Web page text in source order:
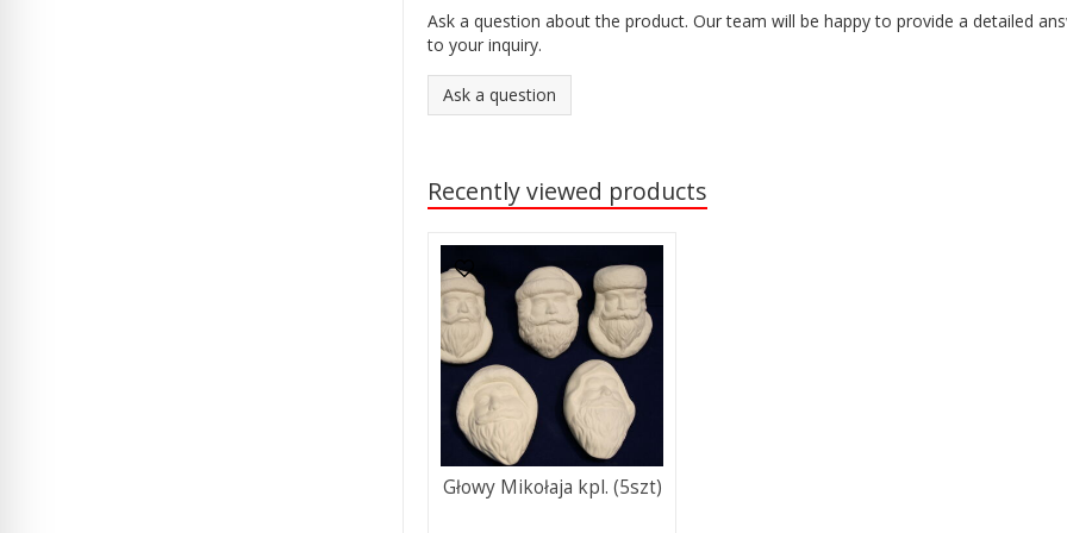
Ask a question about the product. Our team will be happy to provide a detailed
to your inquiry.
Ask a question
Recently viewed products
Głowy Mikołaja kpl. (5szt)